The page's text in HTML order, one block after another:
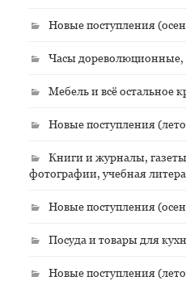
Новые поступления
Часы
Мебель и всё остальное
Новые поступления
Книги и журналы,
фотографии, учебная
Новые поступления
Посуда и товары для
Новые поступления